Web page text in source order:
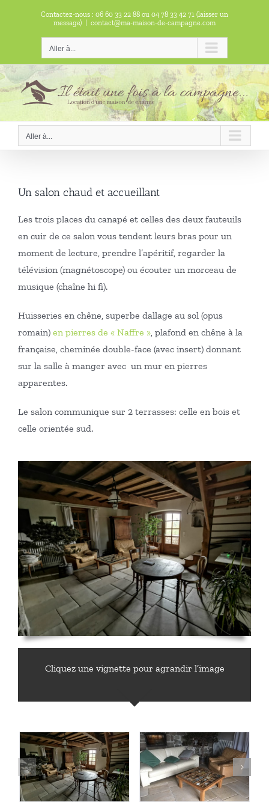
Contactez-nous : 06 60 33 22 88 ou 04 78 33 42 71 (laisser un
message)
contact@ma-maison-de-campagne.com
Aller à...
Aller à...
Un salon chaud et accueillant
Les trois places du canapé et celles des deux fauteuils
en cuir de ce salon vous tendent leurs bras pour un
moment de lecture, prendre l’apéritif, regarder la
télévision (magnétoscope) ou écouter un morceau de
musique (chaîne hi fi).
Huisseries en chêne, superbe dallage au sol (opus
romain) en pierres de « Naffre », plafond en chêne à la
française, cheminée double-face (avec insert) donnant
sur la salle à manger avec un mur en pierres
apparentes.
Le salon communique sur 2 terrasses: celle en bois et
celle orientée sud.
Cliquez une vignette pour agrandir l’image